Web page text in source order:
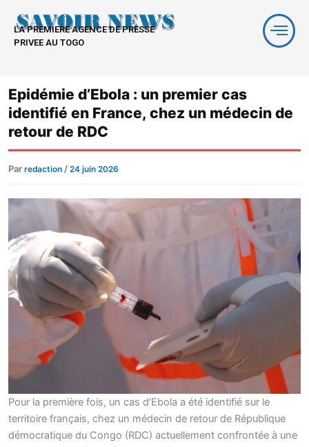
contenu
LA PREMIERE AGENCE DE PRESSE
PRIVEE AU TOGO
Epidémie d’Ebola : un premier cas
identifié en France, chez un médecin de
retour de RDC
Par redaction / 24 juin 2026
Pour la première fois, un cas d’Ebola a été identifié sur le
territoire français, chez un médecin de retour de République
démocratique du Congo (RDC) actuellement confrontée à une